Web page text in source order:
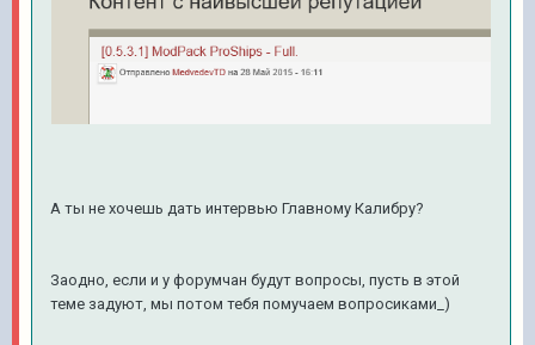
А ты не хочешь дать интервью Главному Калибру?
Заодно, если и у форумчан будут вопросы, пусть в этой
теме задуют, мы потом тебя помучаем вопросиками_)